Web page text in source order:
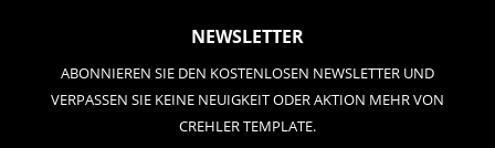
NEWSLETTER
ABONNIEREN SIE DEN KOSTENLOSEN NEWSLETTER UND
VERPASSEN SIE KEINE NEUIGKEIT ODER AKTION MEHR VON
CREHLER TEMPLATE.